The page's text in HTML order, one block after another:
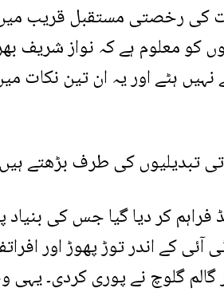
رخصتی مستقبل قریب میں کم
کو معلوم ہے کہ نواز شریف
ہٹے اور یہ ان تین نکات
تبدیلیوں کی طرف بڑھتے
فراہم کر دیا گیا جس کی
کے اندر توڑ پھوڑ اور
گلوچ نے پوری کردی۔ یہی